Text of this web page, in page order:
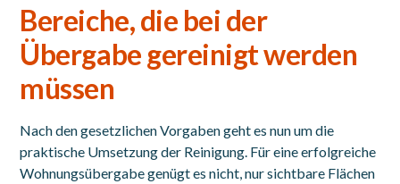
Bereiche, die bei der
Übergabe gereinigt werden
müssen
Nach den gesetzlichen Vorgaben geht es nun um die
praktische Umsetzung der Reinigung. Für eine erfolgreiche
Wohnungsübergabe genügt es nicht, nur sichtbare Flächen